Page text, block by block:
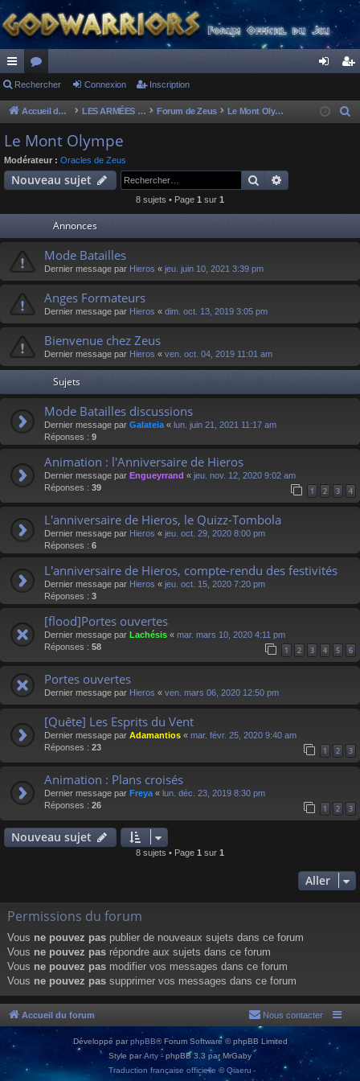
ac
co
ur
ci
or
u
m
s
ne cri
Rechercher Connexion Inscription
Accueil du forum LES ARMÉES DIVINES - FORUMS DE CLAN Forum de Zeus Le Mont Olympe
c
Le Mont Olympe
Modérateur : Oracles de Zeus
Nouveau sujet Rechercher
8 sujets • Page 1 sur 1
Annonces
Mode Batailles
Dernier message par Hieros « jeu. juin 10, 2021 3:39 pm
Anges Formateurs
Dernier message par Hieros « dim. oct. 13, 2019 3:05 pm
Bienvenue chez Zeus
Dernier message par Hieros « ven. oct. 04, 2019 11:01 am
Sujets
Mode Batailles discussions
Dernier message par Galateia « lun. juin 21, 2021 11:17 am
Réponses : 9
Animation : l'Anniversaire de Hieros
Dernier message par Engueyrrand « jeu. nov. 12, 2020 9:02 am
Réponses : 39 1 2 3 4
L'anniversaire de Hieros, le Quizz-Tombola
Dernier message par Hieros « jeu. oct. 29, 2020 8:00 pm
Réponses : 6
L'anniversaire de Hieros, compte-rendu des festivités
Dernier message par Hieros « jeu. oct. 15, 2020 7:20 pm
Réponses : 3
[flood]Portes ouvertes
Dernier message par Lachésis « mar. mars 10, 2020 4:11 pm
Réponses : 58 1 2 3 4 5 6
Portes ouvertes
Dernier message par Hieros « ven. mars 06, 2020 12:50 pm
[Quête] Les Esprits du Vent
Dernier message par Adamantios « mar. févr. 25, 2020 9:40 am
Réponses : 23 1 2 3
Animation : Plans croisés
Dernier message par Freya « lun. déc. 23, 2019 8:30 pm
Réponses : 26 1 2 3
Nouveau sujet
8 sujets • Page 1 sur 1
Aller
Permissions du forum
Vous ne pouvez pas publier de nouveaux sujets dans ce forum
Vous ne pouvez pas répondre aux sujets dans ce forum
Vous ne pouvez pas modifier vos messages dans ce forum
Vous ne pouvez pas supprimer vos messages dans ce forum
Accueil du forum Nous contacter
Développé par phpBB® Forum Software © phpBB Limited
Style parArty - phpBB 3.3 par MrGaby
Traduction française officielle ©Qiaeru